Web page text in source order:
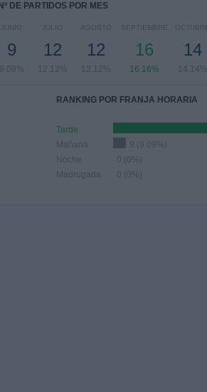
Nº DE PARTIDOS POR MES
JUNIO
9
9.09%
JULIO
12
12.12%
AGOSTO
12
12.12%
SEPTIEMBRE
16
16.16%
OCTUBRE
14
14.14%
RANKING POR FRANJA HORARIA
Tarde
Mañana
9 (9.09%)
Noche
0 (0%)
Madrugada
0 (0%)